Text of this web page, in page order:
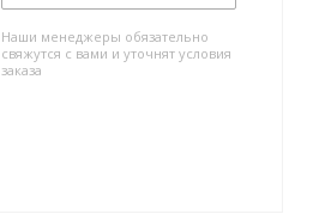
Наши менеджеры обязательно
свяжутся с вами и уточнят условия
заказа